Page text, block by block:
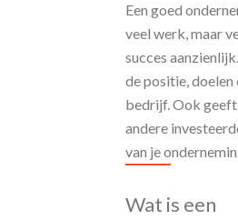
Een goed
veel werk, maar
succes
de positie, doelen
bedrijf. Ook
andere
van je
Wat is een